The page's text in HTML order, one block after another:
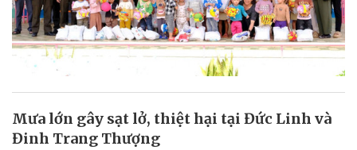
Mưa lớn gây sạt lở, thiệt hại tại Đức Linh và
Đinh Trang Thượng